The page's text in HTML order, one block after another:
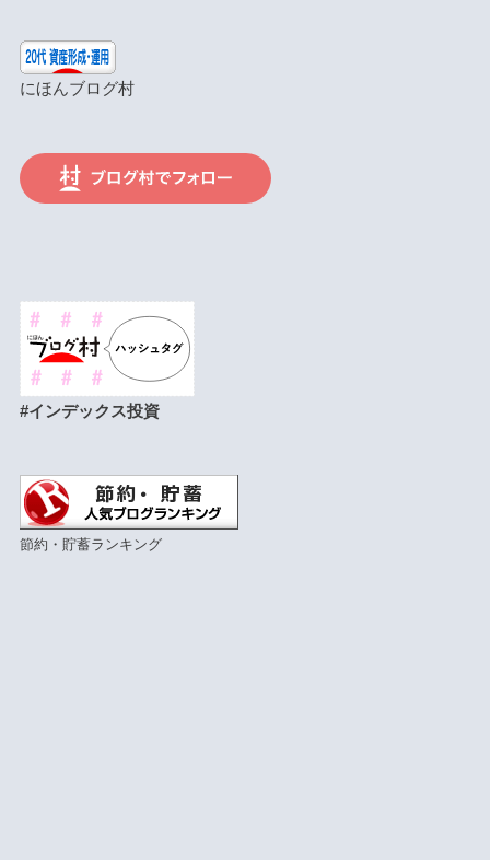
にほんブログ村
#インデックス投資
節約・貯蓄ランキング